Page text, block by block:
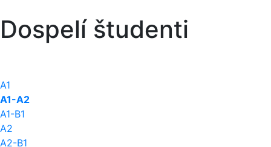
Dospelí študenti
A1
A1-A2
A1-B1
A2
A2-B1